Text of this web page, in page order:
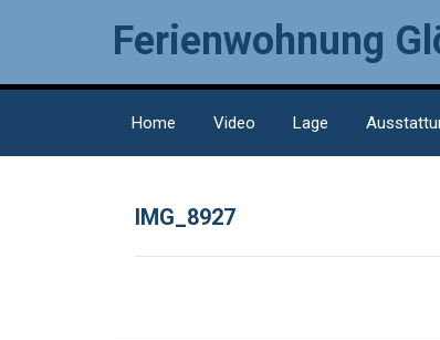
Ferienwohnung
Home Video Lage
IMG_8927